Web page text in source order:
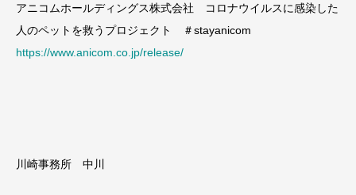
アニコムホールディングス株式会社 コロナウイルスに感染した
人のペットを救うプロジェクト ＃stayanicom
https://www.anicom.co.jp/release/
川崎事務所 中川